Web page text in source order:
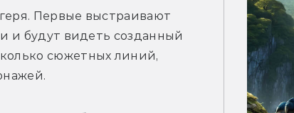
Первые выстраивают
и будут видеть созданный
сюжетных линий,